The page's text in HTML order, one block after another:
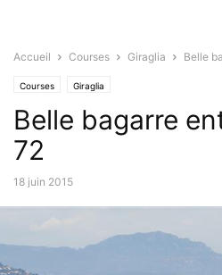
Accueil Courses Giraglia Belle
Courses Giraglia
Belle bagarre
72
18 juin 2015